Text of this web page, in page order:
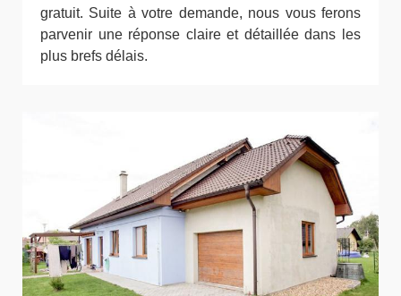
gratuit. Suite à votre demande, nous vous ferons
parvenir une réponse claire et détaillée dans les
plus brefs délais.